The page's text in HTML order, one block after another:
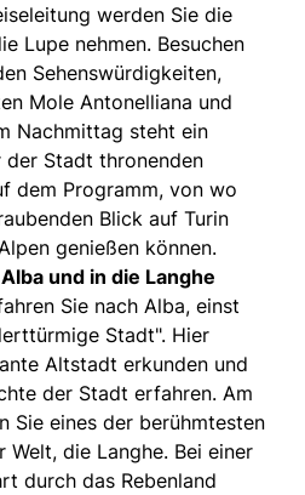
werden Sie die
Lupe nehmen. Besuchen
Sehenswürdigkeiten,
Mole Antonelliana und
Nachmittag steht ein
der Stadt thronenden
dem Programm, von wo
Blick auf Turin
genießen können.
und in die Langhe
Sie nach Alba, einst
Stadt". Hier
Altstadt erkunden und
der Stadt erfahren. Am
Sie eines der berühmtesten
Welt, die Langhe. Bei einer
durch das Rebenland